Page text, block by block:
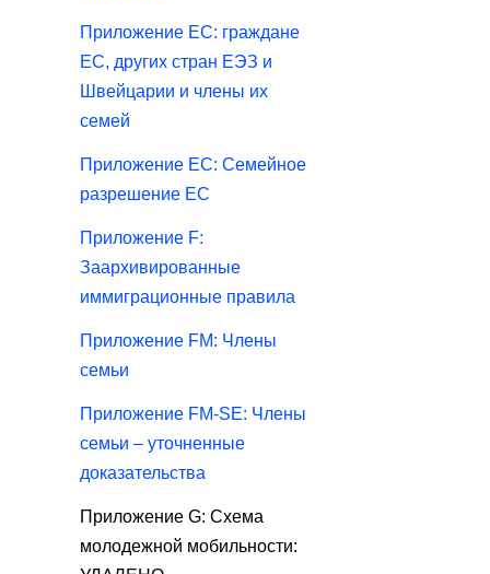
Приложение ЕС: граждане
ЕС, других стран ЕЭЗ и
Швейцарии и члены их
семей
Приложение ЕС: Семейное
разрешение ЕС
Приложение F:
Заархивированные
иммиграционные правила
Приложение FM: Члены
семьи
Приложение FM-SE: Члены
семьи – уточненные
доказательства
Приложение G: Схема
молодежной мобильности: